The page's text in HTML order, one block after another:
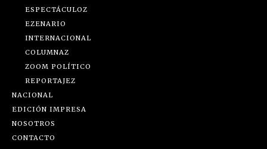
ESPECTÁCULOZ
EZENARIO
INTERNACIONAL
COLUMNAZ
ZOOM POLÍTICO
REPORTAJEZ
NACIONAL
EDICIÓN IMPRESA
NOSOTROS
CONTACTO